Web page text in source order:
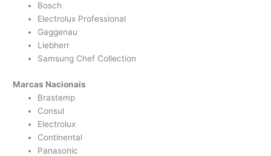
Bosch
Electrolux Professional
Gaggenau
Liebherr
Samsung Chef Collection
Marcas Nacionais
Brastemp
Consul
Electrolux
Continental
Panasonic